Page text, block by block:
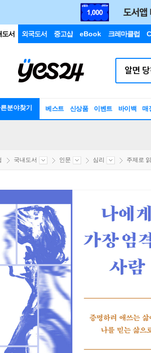
도서 외국도서 중고샵 eBook 크레마클럽
분야찾기 베스트 신상품 이벤트 바이백 매
국내도서 인문 심리 주제로